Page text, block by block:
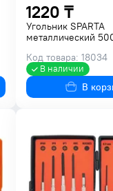
1220 ₸
Угольник SPARTA
металлический
Код товара: 18034
В наличии
В